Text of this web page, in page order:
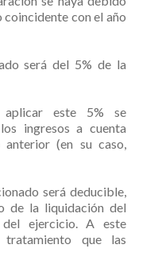
coincidente con el año
será del 5% de la
este 5% se
ingresos a cuenta
anterior (en su caso,
será deducible,
de la liquidación del
del ejercicio. A este
que las